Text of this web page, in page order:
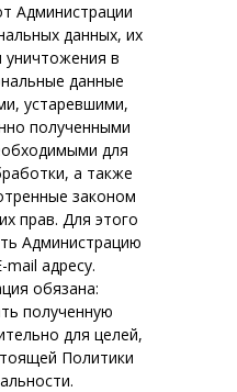
Администрации
данных, их
уничтожения в
данные
устаревшими,
полученными
для
а также
законом
прав. Для этого
Администрацию
mail адресу.
обязана:
полученную
для целей,
Политики